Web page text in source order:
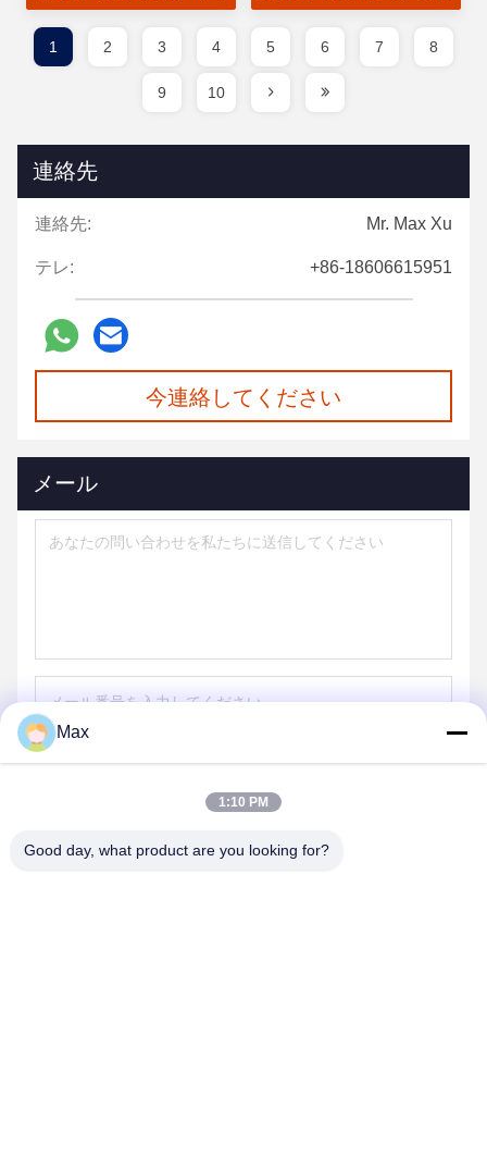
1 2 3 4 5 6 7 8
9 10
連絡先
連絡先: Mr. Max Xu
テレ: +86-18606615951
今連絡してください
メール
送信する
Max
1:10 PM
Good day, what product are you looking for?